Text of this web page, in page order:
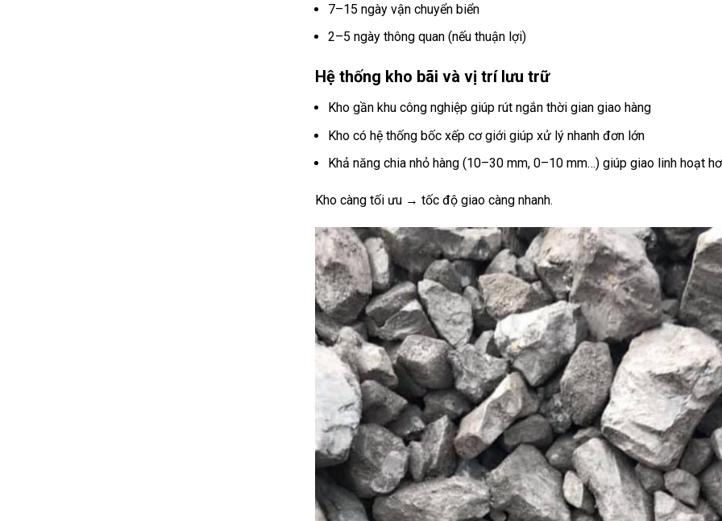
7–15 ngày vận chuyển biển
2–5 ngày thông quan (nếu thuận lợi)
Hệ thống kho bãi và vị trí lưu trữ
Kho gần khu công nghiệp giúp rút ngắn thời gian giao hàng
Kho có hệ thống bốc xếp cơ giới giúp xử lý nhanh đơn lớn
Khả năng chia nhỏ hàng (10–30 mm, 0–10 mm…) giúp giao linh hoạt
Kho càng tối ưu → tốc độ giao càng nhanh.